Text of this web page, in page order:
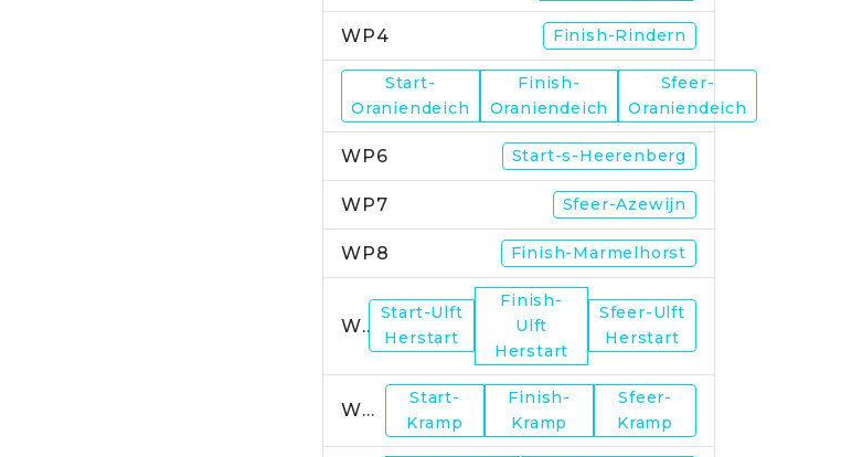
WP4 Finish-Rindern
Start-
Oraniendeich
Finish-
Oraniendeich
Sfeer-
Oraniendeich
WP6 Start-s-Heerenberg
WP7 Sfeer-Azewijn
WP8 Finish-Marmelhorst
WP9
Start-Ulft
Herstart
Finish-
Ulft
Herstart
Sfeer-Ulft
Herstart
WP10
Start-
Kramp
Finish-
Kramp
Sfeer-
Kramp